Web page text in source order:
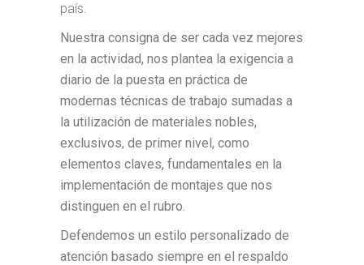
país.
Nuestra consigna de ser cada vez mejores
en la actividad, nos plantea la exigencia a
diario de la puesta en práctica de
modernas técnicas de trabajo sumadas a
la utilización de materiales nobles,
exclusivos, de primer nivel, como
elementos claves, fundamentales en la
implementación de montajes que nos
distinguen en el rubro.
Defendemos un estilo personalizado de
atención basado siempre en el respaldo